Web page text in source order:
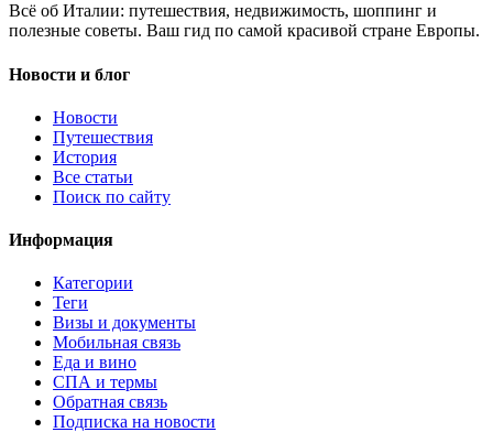
Всё об Италии: путешествия, недвижимость, шоппинг и
полезные советы. Ваш гид по самой красивой стране Европы.
Новости и блог
Новости
Путешествия
История
Все статьи
Поиск по сайту
Информация
Категории
Теги
Визы и документы
Мобильная связь
Еда и вино
СПА и термы
Обратная связь
Подписка на новости